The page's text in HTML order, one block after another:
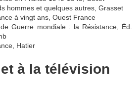
hommes et quelques autres, Grasset
à vingt ans, Ouest France
Guerre mondiale : la Résistance, Éd.
Hatier
à la télévision